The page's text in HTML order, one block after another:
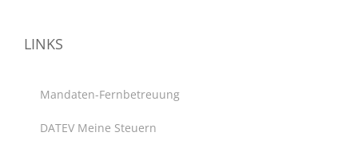
LINKS
Mandaten-Fernbetreuung
DATEV Meine Steuern